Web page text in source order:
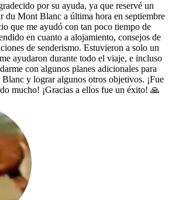
por su ayuda, ya que reservé un
du Mont Blanc a última hora en septiembre
que me ayudó con tan poco tiempo de
en cuanto a alojamiento, consejos de
de senderismo. Estuvieron a solo un
ayudaron durante todo el viaje, e incluso
con algunos planes adicionales para
y lograr algunos otros objetivos. ¡Fue
mucho! ¡Gracias a ellos fue un éxito! 🙏